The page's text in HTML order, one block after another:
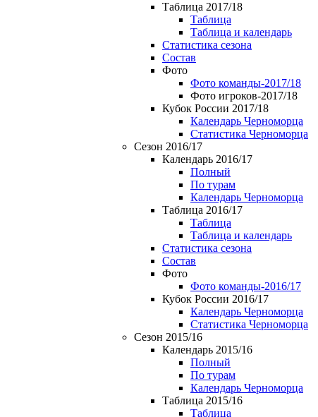
Таблица 2017/18
Таблица
Таблица и календарь
Статистика сезона
Состав
Фото
Фото команды-2017/18
Фото игроков-2017/18
Кубок России 2017/18
Календарь Черноморца
Статистика Черноморца
Сезон 2016/17
Календарь 2016/17
Полный
По турам
Календарь Черноморца
Таблица 2016/17
Таблица
Таблица и календарь
Статистика сезона
Состав
Фото
Фото команды-2016/17
Кубок России 2016/17
Календарь Черноморца
Статистика Черноморца
Сезон 2015/16
Календарь 2015/16
Полный
По турам
Календарь Черноморца
Таблица 2015/16
Таблица